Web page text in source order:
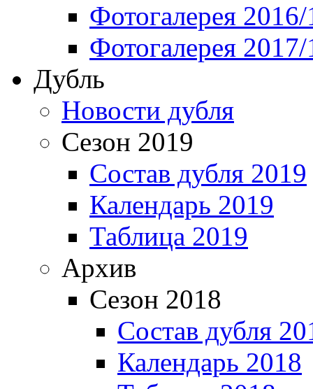
Фотогалерея
Фотогалерея
Дубль
Новости дубля
Сезон 2019
Состав дубля 2019
Календарь 2019
Таблица 2019
Архив
Сезон 2018
Состав дубля
Календарь 2018